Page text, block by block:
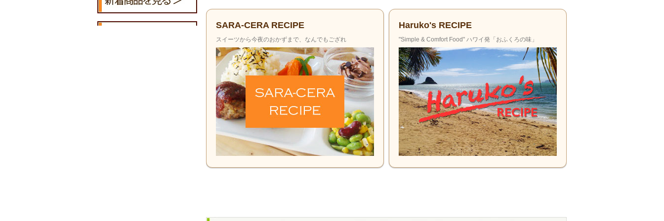
SARA-CERA RECIPE
スイーツから今夜のおかずまで、 なんでもござれ
Haruko's RECIPE
"Simple & Comfort Food" ハワイ発「おふくろの味」